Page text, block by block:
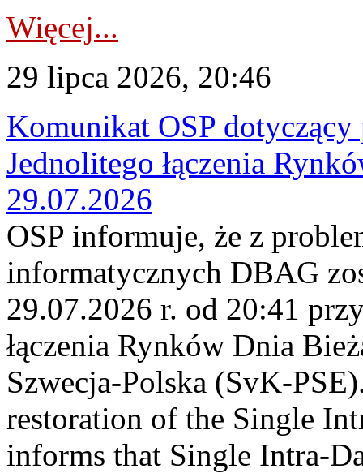
Więcej...
29 lipca 2026, 20:46
Komunikat OSP
Jednolitego łączenia
29.07.2026
OSP informuje, że z
informatycznych DBAG
29.07.2026 r. od 20:41
łączenia Rynków Dnia
Szwecja-Polska (SvK-
restoration of the Single
informs that Single Intra-